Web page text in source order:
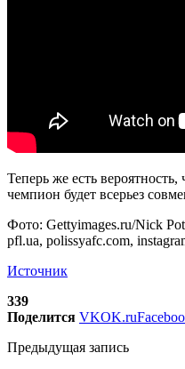
Теперь же есть
чемпион будет всерьез
Фото: Gettyimages.ru/Nick
pfl.ua, polissyafc.com,
Источник
339
Поделится VKOK.ru
Предыдущая запись